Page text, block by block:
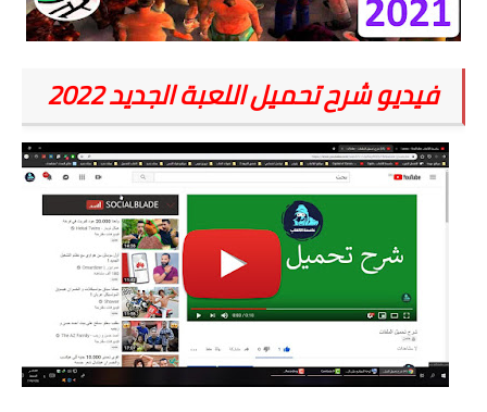
فيديو شرح تحميل اللعبة الجديد 2022